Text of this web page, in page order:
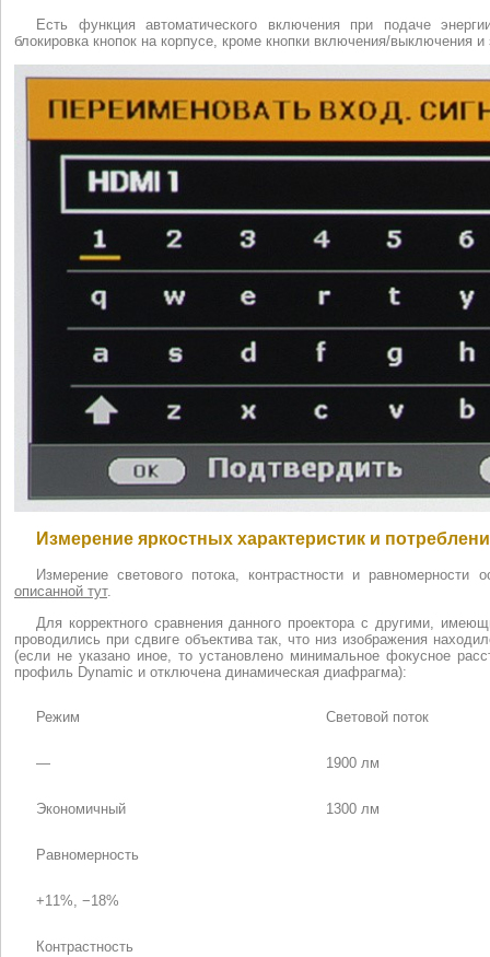
Есть функция автоматического включения при подаче
блокировка кнопок на корпусе, кроме кнопки включения/
Измерение яркостных характеристик и
Измерение светового потока, контрастности и
описанной тут.
Для корректного сравнения данного проектора с другими,
проводились при сдвиге объектива так, что низ изображения
(если не указано иное, то установлено минимальное фокусное
профиль Dynamic и отключена динамическая диафрагма):
Режим Световой поток
— 1900 лм
Экономичный 1300 лм
Равномерность
+11%, −18%
Контрастность